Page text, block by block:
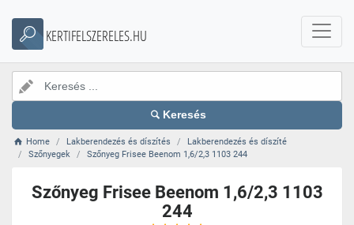
KERTIFELSZERELES.HU
Keresés
Home Lakberendezés és díszítés
Lakberendezés és díszíté
Szőnyegek
Szőnyeg Frisee Beenom 1,6/2,3 1103 244
Szőnyeg Frisee Beenom 1,6/2,3 1103
244